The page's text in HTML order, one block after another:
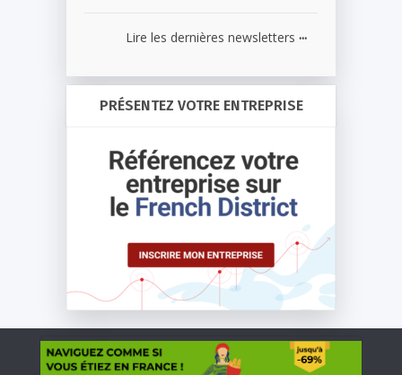
Lire les dernières newsletters ...
PRÉSENTEZ VOTRE ENTREPRISE